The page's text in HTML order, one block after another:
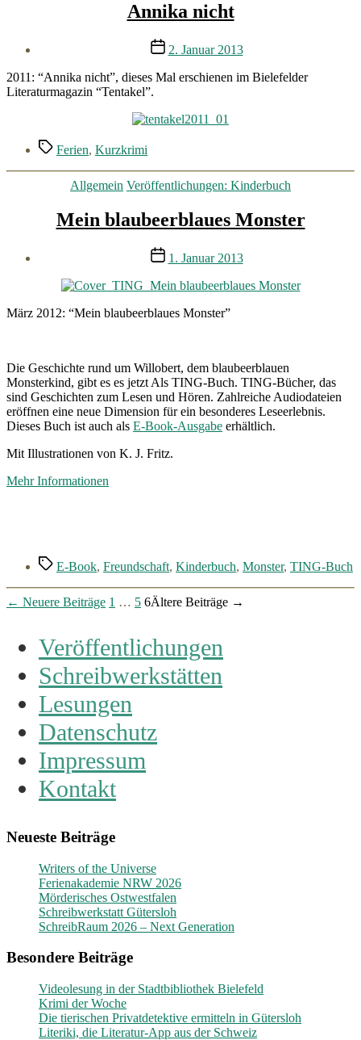
Annika nicht
Veröffentlichungsdatum
2. Januar 2013
2011: “Annika nicht”, dieses Mal erschienen im Bielefelder
Literaturmagazin “Tentakel”.
Schlagwörter
Ferien, Kurzkrimi
Kategorien
Allgemein Veröffentlichungen: Kinderbuch
Mein blaubeerblaues Monster
Veröffentlichungsdatum
1. Januar 2013
März 2012: “Mein blaubeerblaues Monster”
Die Geschichte rund um Willobert, dem blaubeerblauen
Monsterkind, gibt es es jetzt Als TING-Buch. TING-Bücher, das
sind Geschichten zum Lesen und Hören. Zahlreiche Audiodateien
eröffnen eine neue Dimension für ein besonderes Leseerlebnis.
Dieses Buch ist auch als E-Book-Ausgabe erhältlich.
Mit Illustrationen von K. J. Fritz.
Mehr Informationen
Schlagwörter
E-Book, Freundschaft, Kinderbuch, Monster, TING-Buch
Seitennummerierung
Beiträge
← Neuere Beiträge 1 … 5 6Ältere Beiträge →
Veröffentlichungen
Schreibwerkstätten
Lesungen
Datenschutz
Impressum
Kontakt
Neueste Beiträge
Writers of the Universe
Ferienakademie NRW 2026
Mörderisches Ostwestfalen
Schreibwerkstatt Gütersloh
SchreibRaum 2026 – Next Generation
Besondere Beiträge
Videolesung in der Stadtbibliothek Bielefeld
Krimi der Woche
Die tierischen Privatdetektive ermitteln in Gütersloh
Literiki, die Literatur-App aus der Schweiz